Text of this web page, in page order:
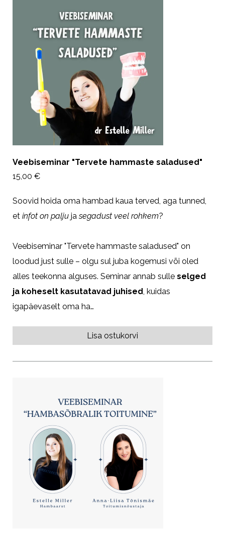
Veebiseminar "Tervete hammaste saladused"
15,00 €
Soovid hoida oma hambad kaua terved, aga tunned,
et infot on palju jasegadust veel rohkem?
Veebiseminar "Tervete hammaste saladused" on
loodud just sulle – olgu sul juba kogemusi või oled
alles teekonna alguses. Seminar annab sulle selged
ja koheselt kasutatavad juhised, kuidas
igapäevaselt oma ha…
Lisa ostukorvi